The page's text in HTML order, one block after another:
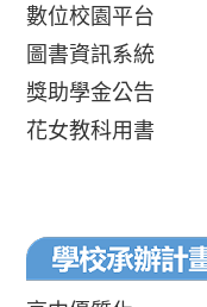
數位校園平台
圖書資訊系統
獎助學金公告
花女教科用書